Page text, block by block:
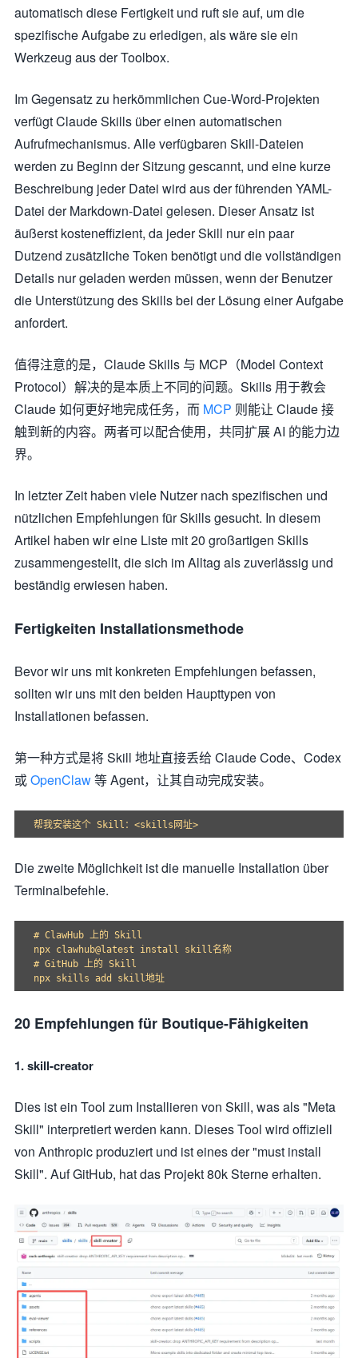
automatisch diese Fertigkeit und ruft sie auf, um die
spezifische Aufgabe zu erledigen, als wäre sie ein
Werkzeug aus der Toolbox.
Im Gegensatz zu herkömmlichen Cue-Word-Projekten
verfügt Claude Skills über einen automatischen
Aufrufmechanismus. Alle verfügbaren Skill-Dateien
werden zu Beginn der Sitzung gescannt, und eine kurze
Beschreibung jeder Datei wird aus der führenden YAML-
Datei der Markdown-Datei gelesen. Dieser Ansatz ist
äußerst kosteneffizient, da jeder Skill nur ein paar
Dutzend zusätzliche Token benötigt und die vollständigen
Details nur geladen werden müssen, wenn der Benutzer
die Unterstützung des Skills bei der Lösung einer Aufgabe
anfordert.
值得注意的是，Claude Skills 与 MCP（Model Context
Protocol）解决的是本质上不同的问题。Skills 用于教会
Claude 如何更好地完成任务，而 MCP 则能让 Claude 接
触到新的内容。两者可以配合使用，共同扩展 AI 的能力边
界。
In letzter Zeit haben viele Nutzer nach spezifischen und
nützlichen Empfehlungen für Skills gesucht. In diesem
Artikel haben wir eine Liste mit 20 großartigen Skills
zusammengestellt, die sich im Alltag als zuverlässig und
beständig erwiesen haben.
Fertigkeiten Installationsmethode
Bevor wir uns mit konkreten Empfehlungen befassen,
sollten wir uns mit den beiden Haupttypen von
Installationen befassen.
第一种方式是将 Skill 地址直接丢给 Claude Code、Codex
或OpenClaw等 Agent，让其自动完成安装。
Die zweite Möglichkeit ist die manuelle Installation über
Terminalbefehle.
# ClawHub 上的 Skill
npx clawhub@latest install skill名称
# GitHub 上的 Skill
20 Empfehlungen für Boutique-Fähigkeiten
1. skill-creator
Dies ist ein Tool zum Installieren von Skill, was als "Meta
Skill" interpretiert werden kann. Dieses Tool wird offiziell
von Anthropic produziert und ist eines der "must install
Skill". Auf GitHub, hat das Projekt 80k Sterne erhalten.